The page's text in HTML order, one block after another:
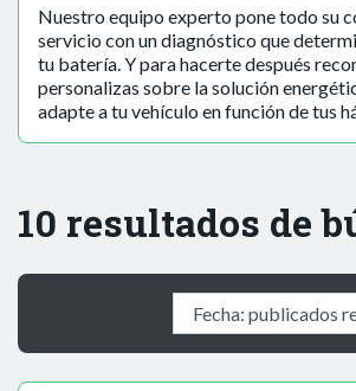
Nuestro equipo experto pone todo su
servicio con un diagnóstico que
tu batería. Y para hacerte después
personalizas sobre la solución
adapte a tu vehículo en función de tus
10 resultados de